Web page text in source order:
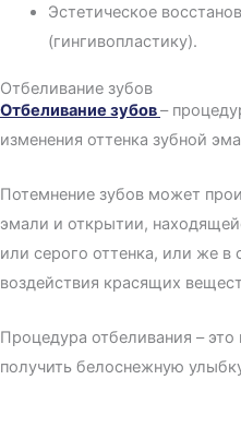
Эстетическое
(гингивопластику).
Отбеливание зубов
Отбеливание зубов–
изменения оттенка зубной
Потемнение зубов может
эмали и открытии,
или серого оттенка, или же в
воздействия красящих
Процедура отбеливания –
получить белоснежную